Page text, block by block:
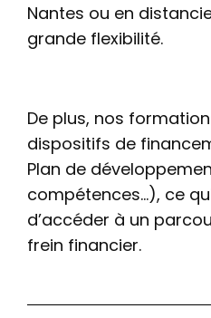
Nantes ou en
grande flexibilité.
De plus, nos
dispositifs de
Plan de
compétences…), ce
d’accéder à un
frein financier.